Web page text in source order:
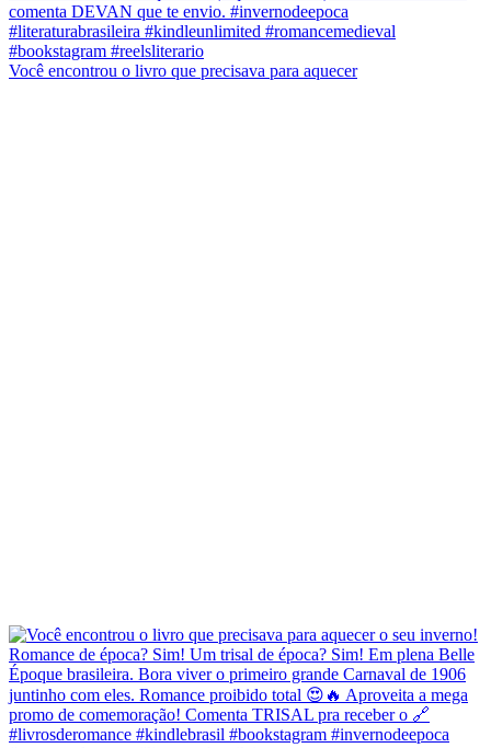
Você encontrou o livro que precisava para aquecer